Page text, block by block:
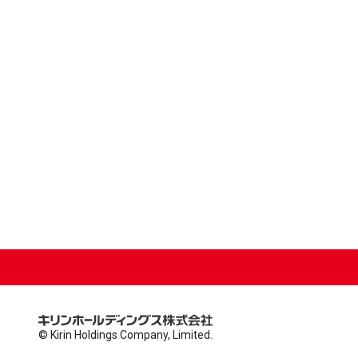
© Kirin Holdings Company, Limited.